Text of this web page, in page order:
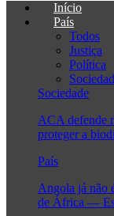
Início
País
Todos
Justiça
Política
Sociedade
ACA defende
proteger a
País
Angola já não
de África —